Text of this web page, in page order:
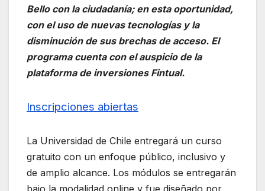
Bello con la ciudadanía; en esta oportunidad,
con el uso de nuevas tecnologías y la
disminución de sus brechas de acceso. El
programa cuenta con el auspicio de la
plataforma de inversiones Fintual.
Inscripciones abiertas
La Universidad de Chile entregará un curso
gratuito con un enfoque público, inclusivo y
de amplio alcance. Los módulos se entregarán